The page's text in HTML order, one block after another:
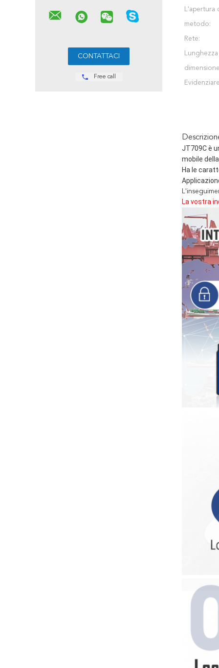
Free call
L'apertura
metodo:
Rete:
JT709C è
mobile
Ha le
La vostra